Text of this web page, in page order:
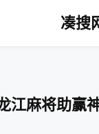
凑搜
江麻将助赢